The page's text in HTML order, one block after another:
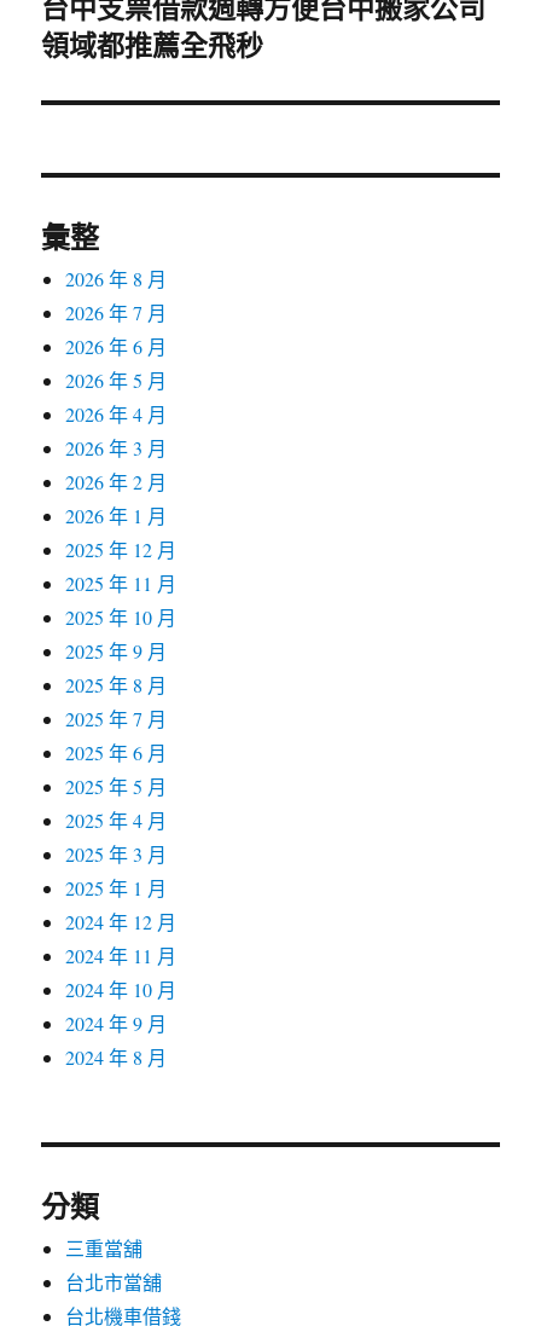
下
一
文
台中支票借款週轉方便台中搬家公司
領域都推薦全飛秒
彙整
2026 年 8 月
2026 年 7 月
2026 年 6 月
2026 年 5 月
2026 年 4 月
2026 年 3 月
2026 年 2 月
2026 年 1 月
2025 年 12 月
2025 年 11 月
2025 年 10 月
2025 年 9 月
2025 年 8 月
2025 年 7 月
2025 年 6 月
2025 年 5 月
2025 年 4 月
2025 年 3 月
2025 年 1 月
2024 年 12 月
2024 年 11 月
2024 年 10 月
2024 年 9 月
2024 年 8 月
分類
三重當舖
台北市當舖
台北機車借錢